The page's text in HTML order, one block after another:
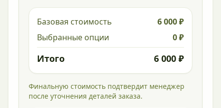
Базовая стоимость
6 000 ₽
Выбранные опции
0 ₽
Итого 6 000 ₽
Финальную стоимость подтвердит менеджер
после уточнения деталей заказа.